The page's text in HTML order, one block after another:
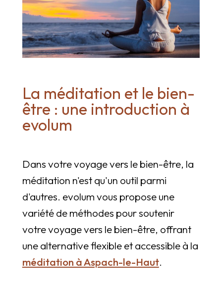
La méditation et le bien-
être : une introduction à
evolum
Dans votre voyage vers le bien-être, la
méditation n'est qu'un outil parmi
d'autres. evolum vous propose une
variété de méthodes pour soutenir
votre voyage vers le bien-être, offrant
une alternative flexible et accessible à la
méditation à Aspach-le-Haut.